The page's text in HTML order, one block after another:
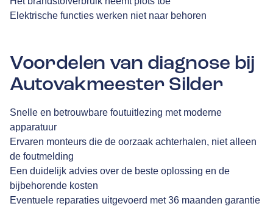
Elektrische functies werken niet naar behoren
Voordelen van diagnose bij
Autovakmeester Silder
Snelle en betrouwbare foutuitlezing met moderne
apparatuur
Ervaren monteurs die de oorzaak achterhalen, niet alleen
de foutmelding
Een duidelijk advies over de beste oplossing en de
bijbehorende kosten
Eventuele reparaties uitgevoerd met 36 maanden garantie